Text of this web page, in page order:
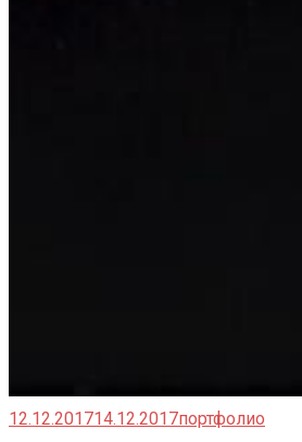
12.12.201714.12.2017портфолио